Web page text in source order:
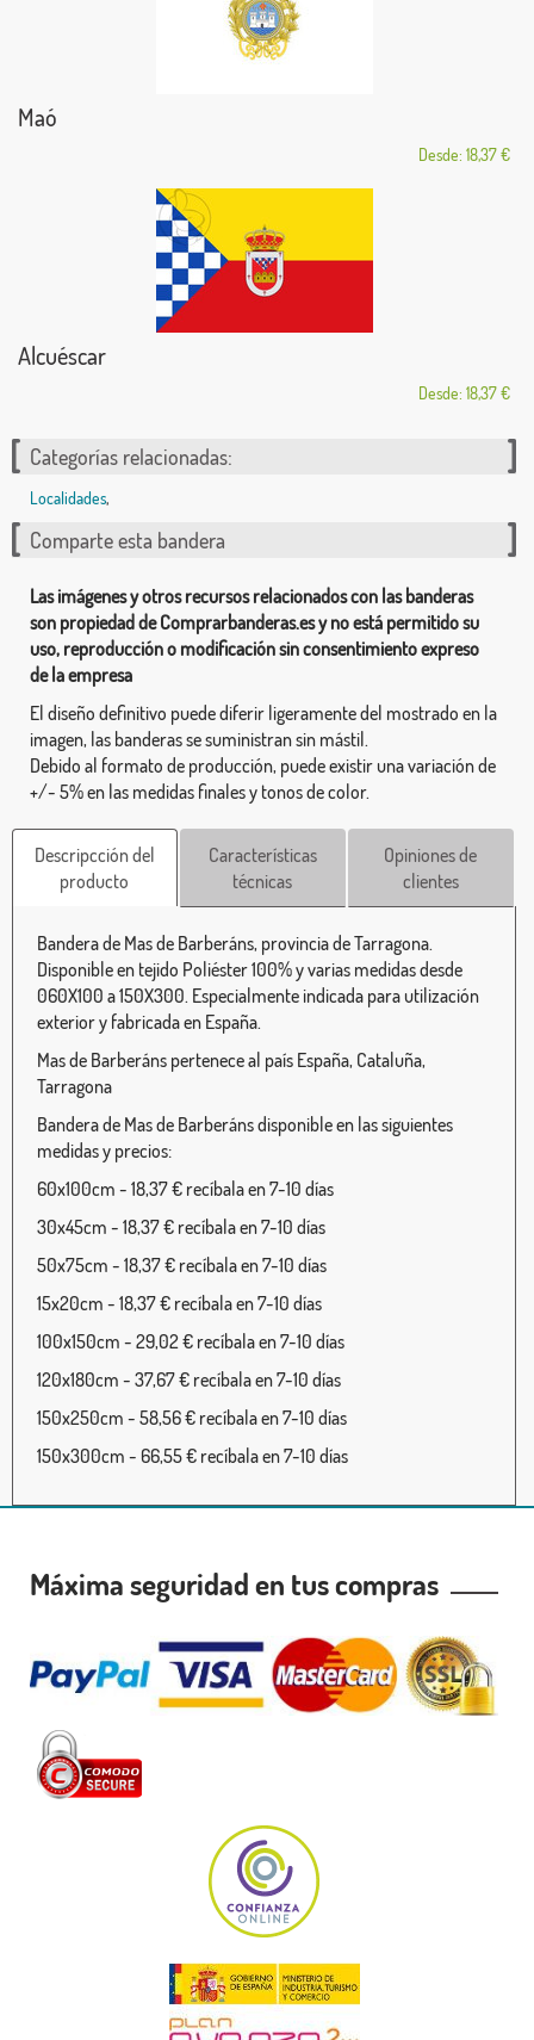
Maó
Desde: 18,37 €
Alcuéscar
Desde: 18,37 €
Categorías relacionadas:
Localidades,
Comparte esta bandera
Las imágenes y otros recursos relacionados con las banderas
son propiedad de Comprarbanderas.es y no está permitido su
uso, reproducción o modificación sin consentimiento expreso
de la empresa
El diseño definitivo puede diferir ligeramente del mostrado en la
imagen, las banderas se suministran sin mástil.
Debido al formato de producción, puede existir una variación de
+/- 5% en las medidas finales y tonos de color.
Descripcción del
producto
Características
técnicas
Opiniones de
clientes
Bandera de Mas de Barberáns, provincia de Tarragona.
Disponible en tejido Poliéster 100% y varias medidas desde
060X100 a 150X300. Especialmente indicada para utilización
exterior y fabricada en España.
Mas de Barberáns pertenece al país España, Cataluña,
Tarragona
Bandera de Mas de Barberáns disponible en las siguientes
medidas y precios:
60x100cm - 18,37 € recíbala en 7-10 días
30x45cm - 18,37 € recíbala en 7-10 días
50x75cm - 18,37 € recíbala en 7-10 días
15x20cm - 18,37 € recíbala en 7-10 días
100x150cm - 29,02 € recíbala en 7-10 días
120x180cm - 37,67 € recíbala en 7-10 días
150x250cm - 58,56 € recíbala en 7-10 días
150x300cm - 66,55 € recíbala en 7-10 días
Máxima seguridad en tus compras